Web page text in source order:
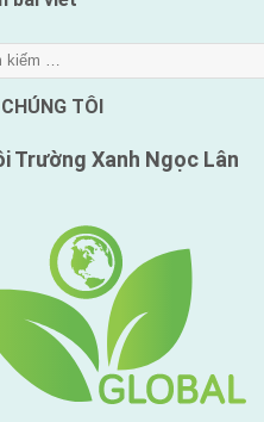
TÔI
Trường Xanh Ngọc Lân